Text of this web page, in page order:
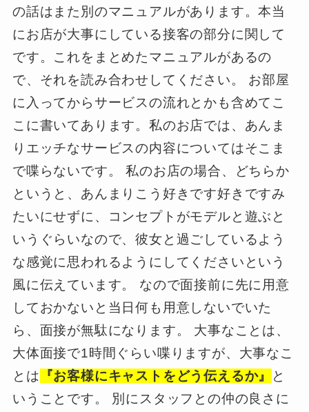
の話はまた別のマニュアルがあります。本当
にお店が大事にしている接客の部分に関して
です。これをまとめたマニュアルがあるの
で、それを読み合わせしてください。 お部屋
に入ってからサービスの流れとかも含めてこ
こに書いてあります。私のお店では、あんま
りエッチなサービスの内容についてはそこま
で喋らないです。 私のお店の場合、どちらか
というと、あんまりこう好きです好きですみ
たいにせずに、コンセプトがモデルと遊ぶと
いうぐらいなので、彼女と過ごしているよう
な感覚に思われるようにしてくださいという
風に伝えています。 なので面接前に先に用意
しておかないと当日何も用意しないでいた
ら、面接が無駄になります。 大事なことは、
大体面接で1時間ぐらい喋りますが、大事なこ
とは 『お客様にキャストをどう伝えるか』
と
いうことです。 別にスタッフとの仲の良さに